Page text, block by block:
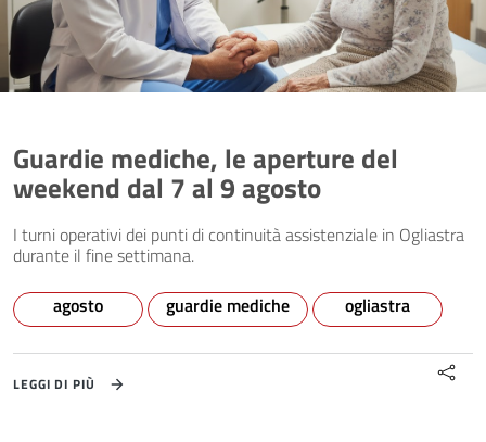
Guardie mediche, le aperture del
weekend dal 7 al 9 agosto
I turni operativi dei punti di continuità assistenziale in Ogliastra
durante il fine settimana.
agosto
guardie mediche ogliastra
LEGGI DI PIÙ